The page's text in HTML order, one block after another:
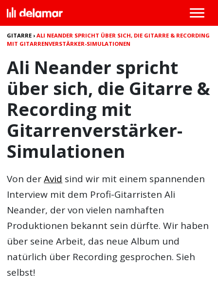
GITARRE ›ALI NEANDER SPRICHT ÜBER SICH, DIE GITARRE & RECORDING
MIT GITARRENVERSTÄRKER-SIMULATIONEN
Ali Neander spricht
über sich, die Gitarre &
Recording mit
Gitarrenverstärker-
Simulationen
Von derAvid sind wir mit einem spannenden
Interview mit dem Profi-Gitarristen Ali
Neander, der von vielen namhaften
Produktionen bekannt sein dürfte. Wir haben
über seine Arbeit, das neue Album und
natürlich über Recording gesprochen. Sieh
selbst!